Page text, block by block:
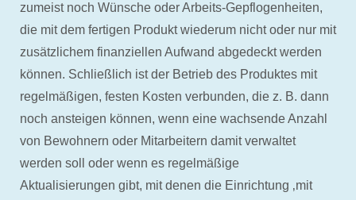
zumeist noch Wünsche oder Arbeits-Gepflogenheiten,
die mit dem fertigen Produkt wiederum nicht oder nur mit
zusätzlichem finanziellen Aufwand abgedeckt werden
können. Schließlich ist der Betrieb des Produktes mit
regelmäßigen, festen Kosten verbunden, die z. B. dann
noch ansteigen können, wenn eine wachsende Anzahl
von Bewohnern oder Mitarbeitern damit verwaltet
werden soll oder wenn es regelmäßige
Aktualisierungen gibt, mit denen die Einrichtung ‚mit